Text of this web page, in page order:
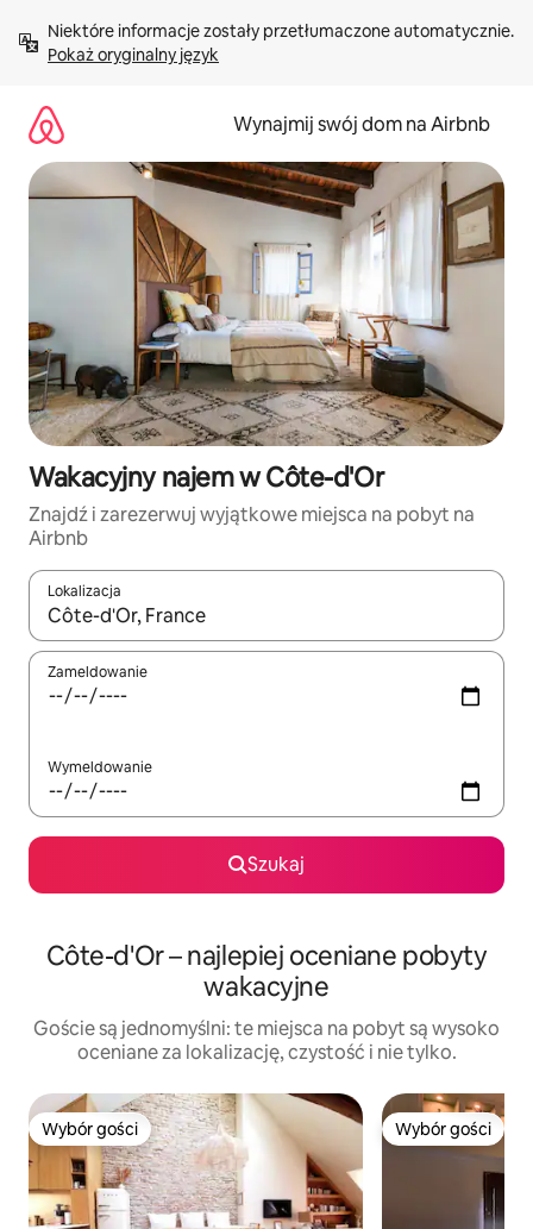
treści Pokaż oryginalny język
Wynajmij swój dom na Airbnb
Wakacyjny najem w Côte-d'Or
Znajdź i zarezerwuj wyjątkowe miejsca na pobyt na
Airbnb
Lokalizacja
Gdy wyniki będą dostępne, możesz poruszać się po nich za
Zameldowanie
Wymeldowanie
Szukaj
Côte-d'Or – najlepiej oceniane pobyty
wakacyjne
Goście są jednomyślni: te miejsca na pobyt są wysoko
oceniane za lokalizację, czystość i nie tylko.
Wybór gości
Wybór gości Wybór gości
Wybór gości